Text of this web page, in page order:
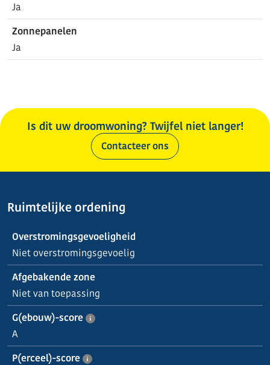
Ja
Zonnepanelen
Ja
Is dit uw droomwoning? Twijfel niet langer!
Contacteer ons
Ruimtelijke ordening
Overstromingsgevoeligheid
Niet overstromingsgevoelig
Afgebakende zone
Niet van toepassing
G(ebouw)-score
A
P(erceel)-score